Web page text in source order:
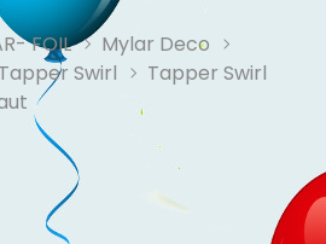
FOIL
Mylar Deco
Tapper Swirl
Tapper Swirl